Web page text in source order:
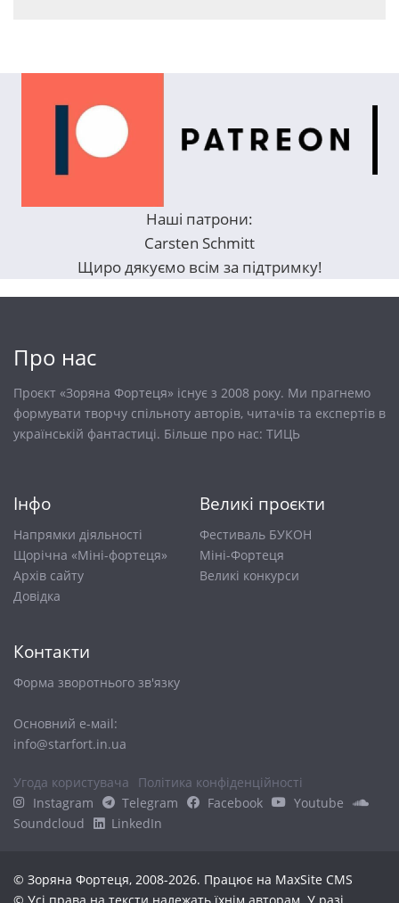
Наші патрони:
Carsten Schmitt
Щиро дякуємо всім за підтримку!
Про нас
Проєкт «Зоряна Фортеця» існує з 2008 року. Ми прагнемо
формувати творчу спільноту авторів, читачів та експертів в
українській фантастиці. Більше про нас: ТИЦЬ
Інфо
Напрямки діяльності
Щорічна «Міні-фортеця»
Архів сайту
Довiдка
Великі проєкти
Фестиваль БУКОН
Міні-Фортеця
Великі конкурси
Контакти
Форма зворотнього зв'язку
Основний е-маіl:
info@starfort.in.ua
Угода користувача
Політика конфіденційності
Instagram
Telegram Facebook
Youtube
Soundcloud
LinkedIn
© Зоряна Фортеця, 2008-2026. Працює на MaxSite CMS
© Усі права на тексти належать їхнім авторам. У разі